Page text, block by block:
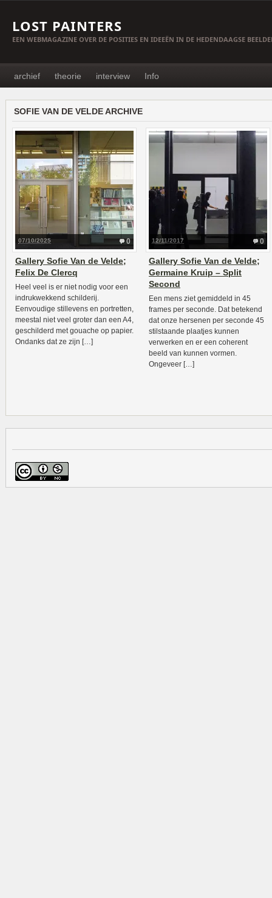
LOST PAINTERS
EEN WEBMAGAZINE OVER DE POSITIES EN IDEEËN IN DE HEDENDAAGSE
archief theorie interview Info
SOFIE VAN DE VELDE ARCHIVE
0
07/10/2025
Gallery Sofie Van de Velde;
Felix De Clercq
Heel veel is er niet nodig voor een
indrukwekkend schilderij.
Eenvoudige stillevens en portretten,
meestal niet veel groter dan een A4,
geschilderd met gouache op papier.
Ondanks dat ze zijn […]
0
12/11/2017
Gallery Sofie Van de Velde;
Germaine Kruip – Split
Second
Een mens ziet gemiddeld in 45
frames per seconde. Dat betekend
dat onze hersenen per seconde 45
stilstaande plaatjes kunnen
verwerken en er een coherent
beeld van kunnen vormen.
Ongeveer […]